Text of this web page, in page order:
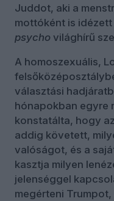
Juddot, aki a
mottóként is idézett
psycho világhírű
A homoszexuális,
választási
hónapokban egyre
konstatálta, hogy
addig követett,
valóságot, és a
kasztja milyen
jelenséggel
megérteni